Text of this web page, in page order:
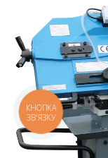
КНОПКА
ЗВ'ЯЗКУ